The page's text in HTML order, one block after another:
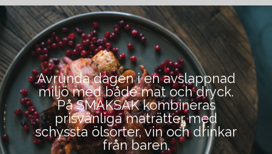
Avrunda dagen i en avslappnad
miljö med både mat och dryck.
På SMAKSAK kombineras
prisvänliga maträtter med
schyssta ölsorter, vin och drinkar
från baren.